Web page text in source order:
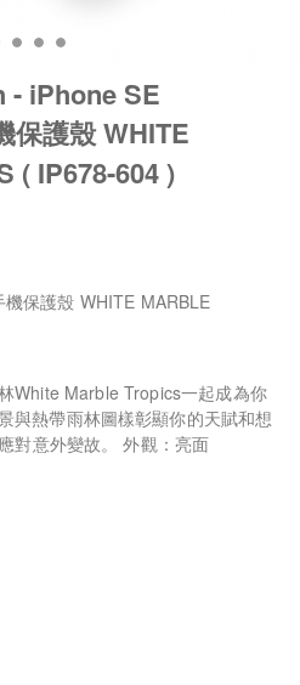
- iPhone SE
保護殼 WHITE
( IP678-604 )
保護殼 WHITE MARBLE
White Marble Tropics一起成為你
與熱帶雨林圖樣彰顯你的天賦和想
對意外變故。 外觀：亮面